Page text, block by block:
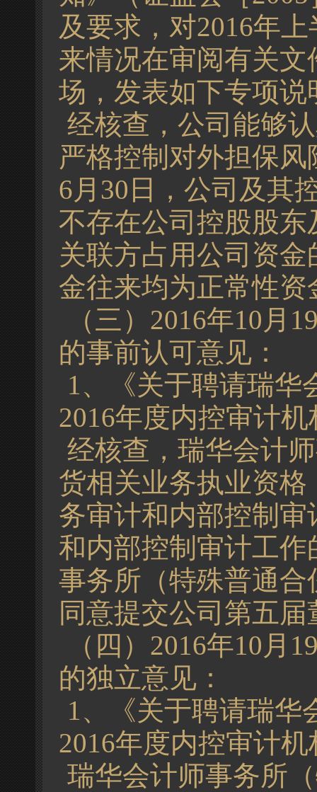
及要求，对2016年
来情况在审阅有关
场，发表如下专项说
经核查，公司能够
严格控制对外担保
6月30日，公司及其
不存在公司控股股
关联方占用公司资
金往来均为正常性资
（三）2016年10月
的事前认可意见：
1、《关于聘请瑞华
2016年度内控审计
经核查，瑞华会计
货相关业务执业资
务审计和内部控制
和内部控制审计工
事务所（特殊普通
同意提交公司第五
（四）2016年10月
的独立意见：
1、《关于聘请瑞华
2016年度内控审计
瑞华会计师事务所